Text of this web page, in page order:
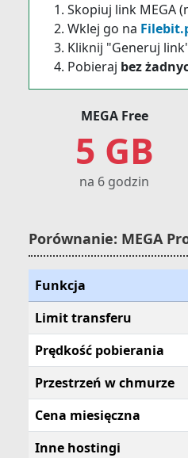
Skopiuj link MEGA
Wklej go na
Kliknij "Generuj
Pobieraj bez
MEGA Free
5 GB
na 6 godzin
Porównanie: MEGA
Funkcja
Limit transferu
Prędkość pobierania
Przestrzeń w chmurze
Cena miesięczna
Inne hostingi